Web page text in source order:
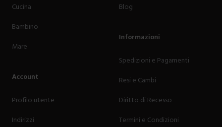
Cucina
Bambino
Mare
Account
Profilo utente
Indirizzi
Blog
Informazioni
Spedizioni e Pagamenti
Resi e Cambi
Diritto di Recesso
Termini e Condizioni